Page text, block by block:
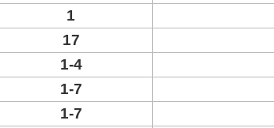
1
17
1-4
1-7
1-7